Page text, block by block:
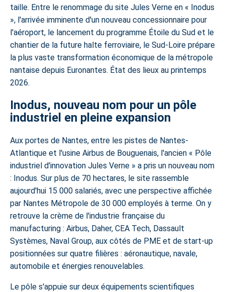
taille. Entre le renommage du site Jules Verne en « Inodus
», l'arrivée imminente d'un nouveau concessionnaire pour
l'aéroport, le lancement du programme Étoile du Sud et le
chantier de la future halte ferroviaire, le Sud-Loire prépare
la plus vaste transformation économique de la métropole
nantaise depuis Euronantes. État des lieux au printemps
2026.
Inodus, nouveau nom pour un pôle
industriel en pleine expansion
Aux portes de Nantes, entre les pistes de Nantes-
Atlantique et l'usine Airbus de Bouguenais, l'ancien « Pôle
industriel d'innovation Jules Verne » a pris un nouveau nom
: Inodus. Sur plus de 70 hectares, le site rassemble
aujourd'hui 15 000 salariés, avec une perspective affichée
par Nantes Métropole de 30 000 employés à terme. On y
retrouve la crème de l'industrie française du
manufacturing : Airbus, Daher, CEA Tech, Dassault
Systèmes, Naval Group, aux côtés de PME et de start-up
positionnées sur quatre filières : aéronautique, navale,
automobile et énergies renouvelables.
Le pôle s'appuie sur deux équipements scientifiques